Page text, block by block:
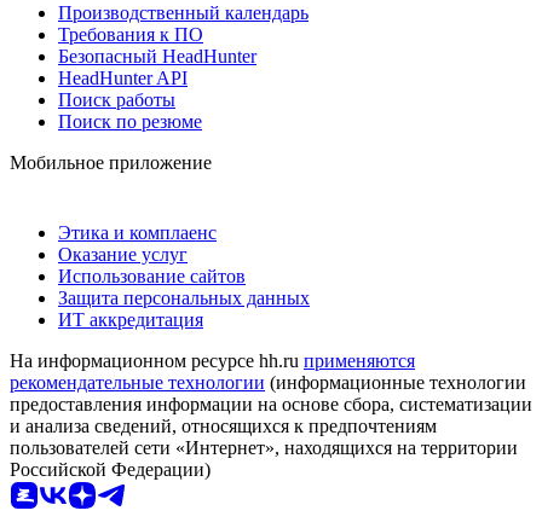
Производственный календарь
Требования к ПО
Безопасный HeadHunter
HeadHunter API
Поиск работы
Поиск по резюме
Мобильное приложение
Этика и комплаенс
Оказание услуг
Использование сайтов
Защита персональных данных
ИТ аккредитация
На информационном ресурсе hh.ru применяются
рекомендательные технологии (информационные технологии
предоставления информации на основе сбора, систематизации
и анализа сведений, относящихся к предпочтениям
пользователей сети «Интернет», находящихся на территории
Российской Федерации)